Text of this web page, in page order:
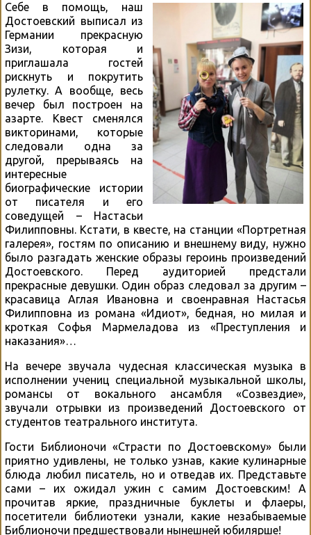
Себе в помощь, наш
Достоевский выписал из
Германии прекрасную
Зизи, которая и
приглашала гостей
рискнуть и покрутить
рулетку. А вообще, весь
вечер был построен на
азарте. Квест сменялся
викторинами, которые
следовали одна за
другой, прерываясь на
интересные
биографические истории
от писателя и его
соведущей – Настасьи
Филипповны. Кстати, в квесте, на станции «Портретная
галерея», гостям по описанию и внешнему виду, нужно
было разгадать женские образы героинь произведений
Достоевского. Перед аудиторией предстали
прекрасные девушки. Один образ следовал за другим –
красавица Аглая Ивановна и своенравная Настасья
Филипповна из романа «Идиот», бедная, но милая и
кроткая Софья Мармеладова из «Преступления и
наказания»…
На вечере звучала чудесная классическая музыка в
исполнении учениц специальной музыкальной школы,
романсы от вокального ансамбля «Созвездие»,
звучали отрывки из произведений Достоевского от
студентов театрального института.
Гости Библионочи «Страсти по Достоевскому» были
приятно удивлены, не только узнав, какие кулинарные
блюда любил писатель, но и отведав их. Представьте
сами – их ожидал ужин с самим Достоевским! А
прочитав яркие, праздничные буклеты и флаеры,
посетители библиотеки узнали, какие незабываемые
Библионочи предшествовали нынешней юбилярше!